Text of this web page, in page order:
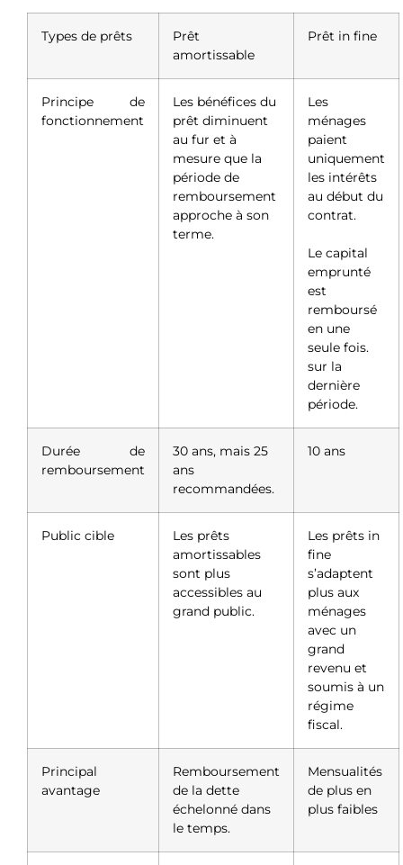
Types de prêts
Prêt
amortissable
Prêt in fine
Principe de
fonctionnement
Les bénéfices du
prêt diminuent
au fur et à
mesure que la
période de
remboursement
approche à son
terme.
Les
ménages
paient
uniquement
les intérêts
au début du
contrat.
Le capital
emprunté
est
remboursé
en une
seule fois.
sur la
dernière
période.
Durée de
remboursement
30 ans, mais 25
ans
recommandées.
10 ans
Public cible
Les prêts
amortissables
sont plus
accessibles au
grand public.
Les prêts in
fine
s’adaptent
plus aux
ménages
avec un
grand
revenu et
soumis à un
régime
fiscal.
Principal
avantage
Remboursement
de la dette
échelonné dans
le temps.
Mensualités
de plus en
plus faibles